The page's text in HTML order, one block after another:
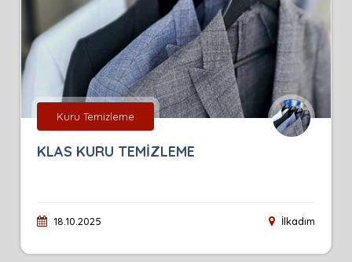
Kuru Temizleme
KLAS KURU TEMİZLEME
18.10.2025 İlkadım